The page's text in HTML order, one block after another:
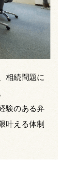
相続問題に
験のある弁
叶える体制